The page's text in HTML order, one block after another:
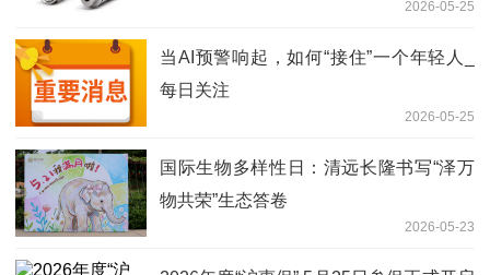
2026-05-25
当AI预警响起，如何“接住”一个年轻人_
每日关注
2026-05-25
国际生物多样性日：清远长隆书写“泽万
物共荣”生态答卷
2026-05-23